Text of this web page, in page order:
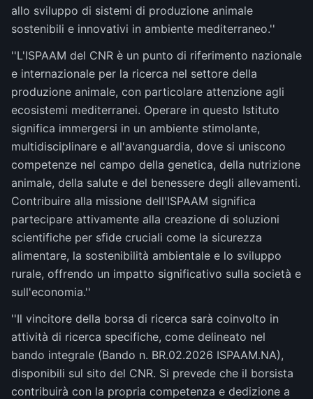
allo sviluppo di sistemi di produzione animale
sostenibili e innovativi in ambiente mediterraneo.''
''L'ISPAAM del CNR è un punto di riferimento nazionale
e internazionale per la ricerca nel settore della
produzione animale, con particolare attenzione agli
ecosistemi mediterranei. Operare in questo Istituto
significa immergersi in un ambiente stimolante,
multidisciplinare e all'avanguardia, dove si uniscono
competenze nel campo della genetica, della nutrizione
animale, della salute e del benessere degli allevamenti.
Contribuire alla missione dell'ISPAAM significa
partecipare attivamente alla creazione di soluzioni
scientifiche per sfide cruciali come la sicurezza
alimentare, la sostenibilità ambientale e lo sviluppo
rurale, offrendo un impatto significativo sulla società e
sull'economia.''
''Il vincitore della borsa di ricerca sarà coinvolto in
attività di ricerca specifiche, come delineato nel
bando integrale (Bando n. BR.02.2026 ISPAAM.NA),
disponibili sul sito del CNR. Si prevede che il borsista
contribuirà con la propria competenza e dedizione a